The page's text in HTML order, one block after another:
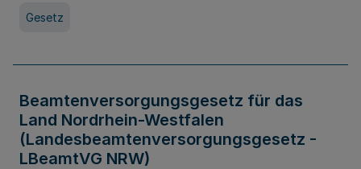
Gesetz
Beamtenversorgungsgesetz für das
Land Nordrhein-Westfalen
(Landesbeamtenversorgungsgesetz -
LBeamtVG NRW)